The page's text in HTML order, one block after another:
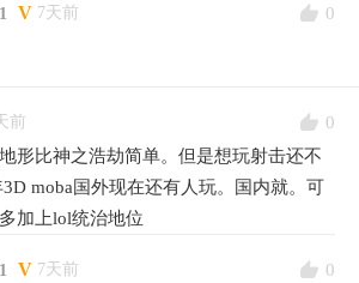
V 7天前
0
前
0
形比神之浩劫简单。但是想玩射击还不
moba国外现在还有人玩。国内就。可
加上lol统治地位
V 7天前
0